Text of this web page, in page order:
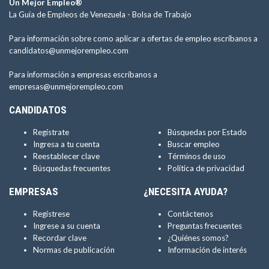
Un Mejor Empleo®
La Guía de Empleos de Venezuela - Bolsa de Trabajo
Para información sobre como aplicar a ofertas de empleo escríbanos a
candidatos@unmejorempleo.com
Para información a empresas escríbanos a
empresas@unmejorempleo.com
CANDIDATOS
Regístrate
Ingresa a tu cuenta
Reestablecer clave
Búsquedas frecuentes
Búsquedas por Estado
Buscar empleo
Términos de uso
Política de privacidad
EMPRESAS
Regístrese
Ingrese a su cuenta
Recordar clave
Normas de publicación
¿NECESITA AYUDA?
Contáctenos
Preguntas frecuentes
¿Quiénes somos?
Información de interés